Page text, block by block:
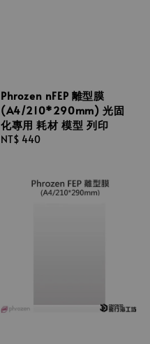
Phrozen nFEP 離型膜
(A4/210*290mm) 光固
化專用 耗材 模型 列印
Regular
NT$ 440